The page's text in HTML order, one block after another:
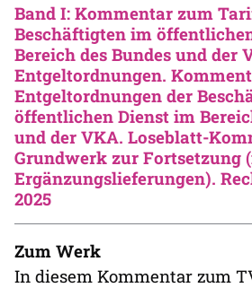
Band I: Kommentar zum
Beschäftigten im
Bereich des Bundes und der
Entgeltordnungen.
Entgeltordnungen der
öffentlichen Dienst im
und der VKA. Loseblatt-
Grundwerk zur Fortsetzung
Ergänzungslieferungen).
2025
Zum Werk
In diesem Kommentar zum